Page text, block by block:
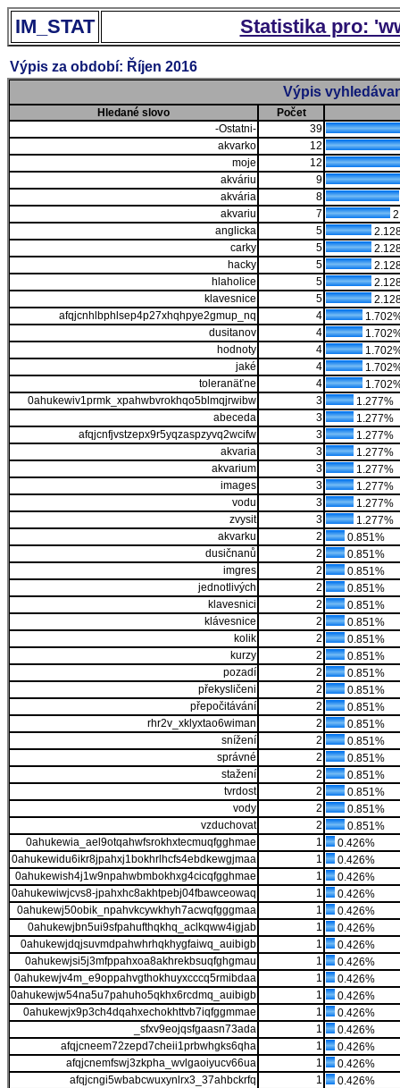
IM_STAT Statistika pro:
Výpis za období: Říjen 2016
Výpis
Hledané slovo
Počet
-Ostatni-
39
akvarko
12
moje
12
akváriu
9
akvária
8
akvariu
7
anglicka
5
carky
5
hacky
5
hlaholice
5
klavesnice
5
afqjcnhlbphlsep4p27xhqhpye2gmup_nq
4
dusitanov
4
hodnoty
4
jaké
4
toleranäťne
4
0ahukewiv1prmk_xpahwbvrokhqo5blmqjrwibw
3
1.277%
abeceda
3
1.277%
afqjcnfjvstzepx9r5yqzaspzyvq2wcifw
3
1.277%
akvaria
3
1.277%
akvarium
3
1.277%
images
3
1.277%
vodu
3
1.277%
zvysit
3
1.277%
akvarku
2
0.851%
dusičnanů
2
0.851%
imgres
2
0.851%
jednotlivých
2
0.851%
klavesnici
2
0.851%
klávesnice
2
0.851%
kolik
2
0.851%
kurzy
2
0.851%
pozadí
2
0.851%
překysličeni
2
0.851%
přepočitávání
2
0.851%
rhr2v_xklyxtao6wiman
2
0.851%
snížení
2
0.851%
správné
2
0.851%
stažení
2
0.851%
tvrdost
2
0.851%
vody
2
0.851%
vzduchovat
2
0.851%
0ahukewia_ael9otqahwfsrokhxtecmuqfgghmae
1
0.426%
0ahukewidu6ikr8jpahxj1bokhrlhcfs4ebdkewgjmaa
1
0.426%
0ahukewish4j1w9npahwbmbokhxg4cicqfgghmae
1
0.426%
0ahukewiwjcvs8-jpahxhc8akhtpebj04fbawceowaq
1
0.426%
0ahukewj50obik_npahvkcywkhyh7acwqfgggmaa
1
0.426%
0ahukewjbn5ui9sfpahufthqkhq_aclkqww4igjab
1
0.426%
0ahukewjdqjsuvmdpahwhrhqkhygfaiwq_auibigb
1
0.426%
0ahukewjsi5j3mfppahxoa8akhrekbsuqfghgmau
1
0.426%
0ahukewjv4m_e9oppahvgthokhuyxcccq5rmibdaa
1
0.426%
0ahukewjw54na5u7pahuho5qkhx6rcdmq_auibigb
1
0.426%
0ahukewjx9p3ch4dqahxechokhttvb7iqfggmmae
1
0.426%
_sfxv9eojqsfgaasn73ada
1
0.426%
afqjcneem72zepd7cheii1prbwhgks6qha
1
0.426%
afqjcnemfswj3zkpha_wvlgaoiyucv66ua
1
0.426%
afqjcngi5wbabcwuxynlrx3_37ahbckrfq
1
0.426%